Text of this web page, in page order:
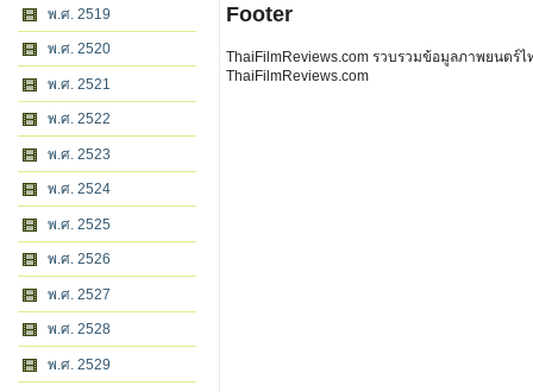
พ.ศ. 2519
พ.ศ. 2520
พ.ศ. 2521
พ.ศ. 2522
พ.ศ. 2523
พ.ศ. 2524
พ.ศ. 2525
พ.ศ. 2526
พ.ศ. 2527
พ.ศ. 2528
พ.ศ. 2529
Footer
ThaiFilmReviews.com รวบรวมข้อมูลภาพยนตร์
ThaiFilmReviews.com